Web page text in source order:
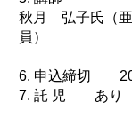
秋月 弘子氏（亜
員）
6. 申込締切
7. 託 児 あり（